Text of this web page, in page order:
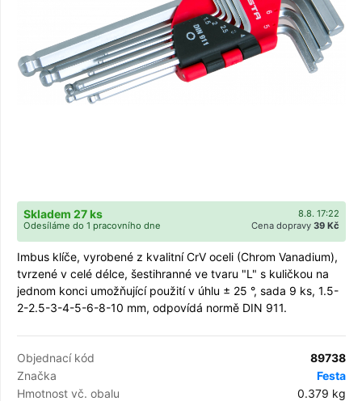
8.8. 17:22
Skladem 27 ks
Cena dopravy 39 Kč
Odesíláme do 1 pracovního dne
Imbus klíče, vyrobené z kvalitní CrV oceli (Chrom Vanadium),
tvrzené v celé délce, šestihranné ve tvaru "L" s kuličkou na
jednom konci umožňující použití v úhlu ± 25 °, sada 9 ks, 1.5-
2-2.5-3-4-5-6-8-10 mm, odpovídá normě DIN 911.
Objednací kód
89738
Značka
Festa
Hmotnost vč. obalu
0.379 kg